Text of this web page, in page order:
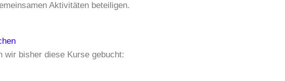
Aktivitäten beteiligen.
wir bisher diese Kurse gebucht: